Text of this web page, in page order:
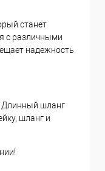
станет
с различными
надежность
Длинный шланг
шланг и